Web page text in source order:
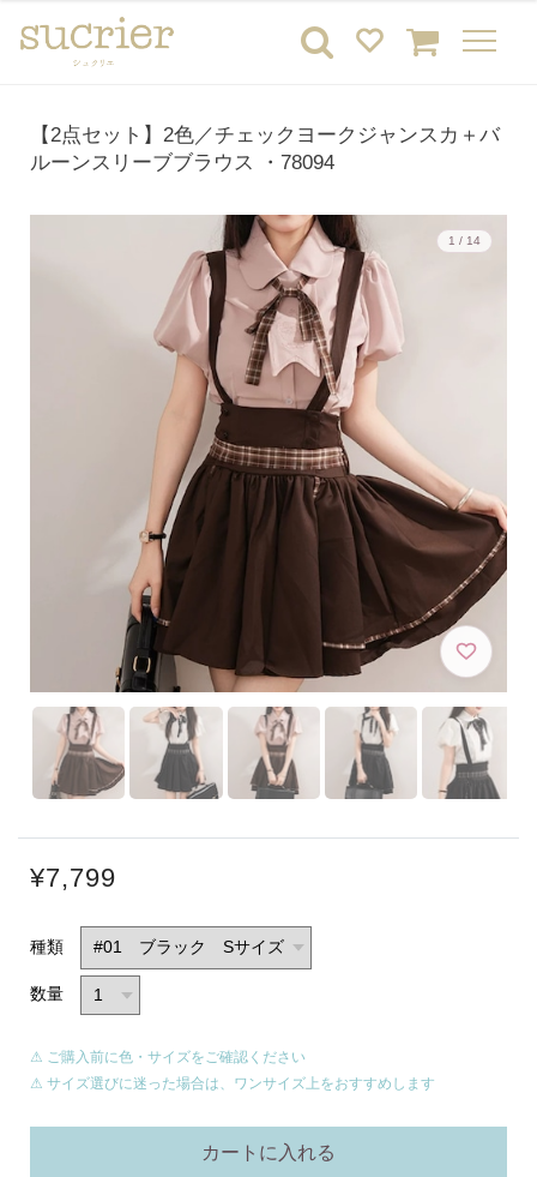
【2点セット】2色／チェックヨークジャンスカ＋バ
ルーンスリーブブラウス ・78094
1 / 14
¥7,799
種類
数量
⚠ ご購入前に色・サイズをご確認ください
⚠ サイズ選びに迷った場合は、ワンサイズ上をおすすめします
カートに入れる